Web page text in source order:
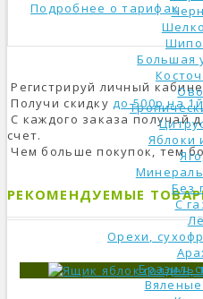
Большая
Яблоки
Без
С
Орехи,
Подробнее о тарифах
Регистрируй личный
Получи скидкудо 500р на
С каждого заказа получай
счет.
Чем больше покупок, тем
РЕКОМЕНДУЕМЫЕ